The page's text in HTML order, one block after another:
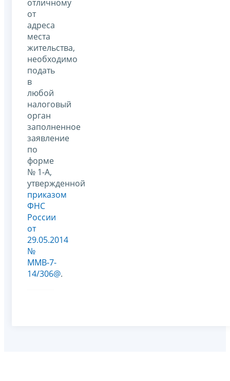
отличному
от
адреса
места
жительства,
необходимо
подать
в
любой
налоговый
орган
заполненное
заявление
по
форме
№ 1-А,
утвержденной
приказом
ФНС
России
от
29.05.2014
№
ММВ-7-
14/306@.